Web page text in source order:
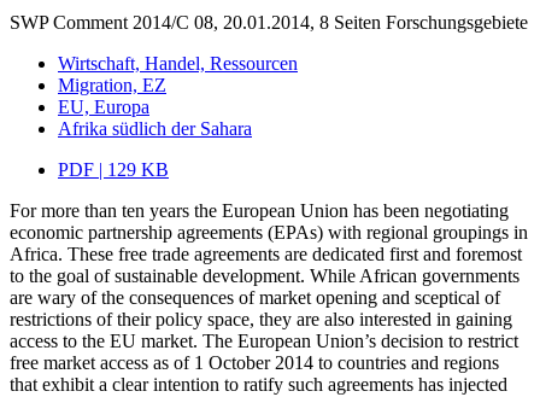
SWP Comment 2014/C 08, 20.01.2014, 8 Seiten Forschungsgebiete
Wirtschaft, Handel, Ressourcen
Migration, EZ
EU, Europa
Afrika südlich der Sahara
PDF | 129 KB
For more than ten years the European Union has been negotiating
economic partnership agreements (EPAs) with regional groupings in
Africa. These free trade agreements are dedicated first and foremost
to the goal of sustainable development. While African governments
are wary of the consequences of market opening and sceptical of
restrictions of their policy space, they are also interested in gaining
access to the EU market. The European Union’s decision to restrict
free market access as of 1 October 2014 to countries and regions
that exhibit a clear intention to ratify such agreements has injected